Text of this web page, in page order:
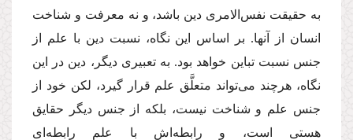
به حقیقت نفس‌الامری دین باشد، و نه معرفت و شناخت
انسان از آنها. بر اساس این نگاه، نسبت دین با علم از
جنس نسبت تباین خواهد بود. به تعبیری دیگر، دین در این
نگاه، هرچند می‌تواند متعلَّق علم قرار گیرد، لکن خود از
جنس علم و شناخت نیست، بلکه از جنس دیگر حقایق
هستی است، و رابطه‌اش با علم رابطه‌ای